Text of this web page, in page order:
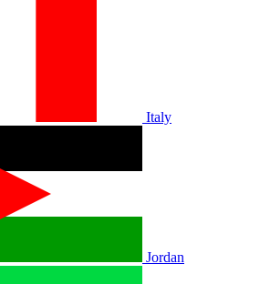
Italy
Jordan